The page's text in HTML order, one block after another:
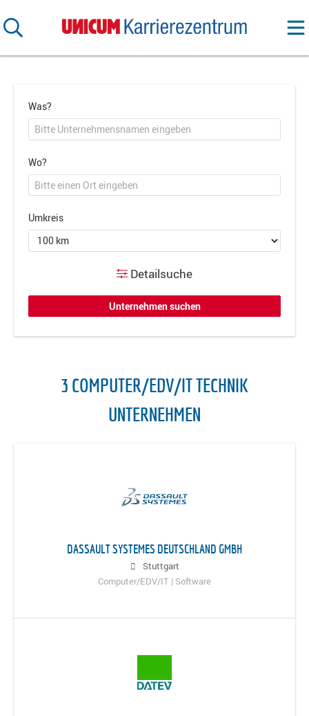
Was?
Wo?
Umkreis
Detailsuche
3 COMPUTER/EDV/IT TECHNIK
UNTERNEHMEN
DASSAULT SYSTEMES DEUTSCHLAND GMBH
Stuttgart
Computer/EDV/IT | Software